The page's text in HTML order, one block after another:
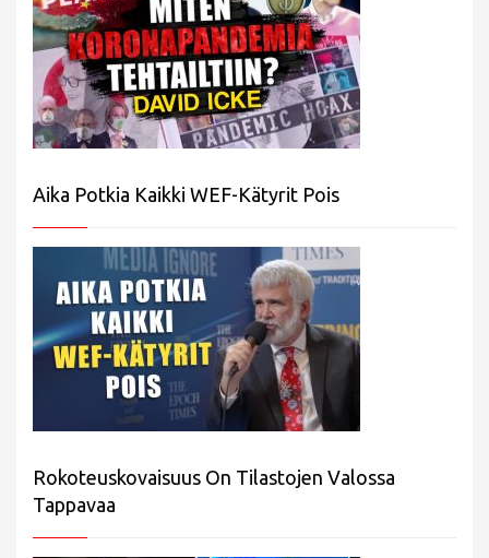
Aika Potkia Kaikki WEF-Kätyrit Pois
Rokoteuskovaisuus On Tilastojen Valossa
Tappavaa